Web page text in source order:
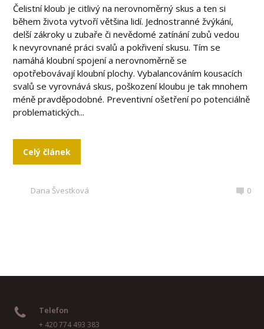
Čelistní kloub je citlivý na nerovnoměrný skus a ten si
během života vytvoří většina lidí. Jednostranné žvýkání,
delší zákroky u zubaře či nevědomé zatínání zubů vedou
k nevyrovnané práci svalů a pokřivení skusu. Tím se
namáhá kloubní spojení a nerovnoměrně se
opotřebovávají kloubní plochy. Vybalancováním kousacích
svalů se vyrovnává skus, poškození kloubu je tak mnohem
méně pravděpodobné. Preventivní ošetření po potenciálně
problematických...
Celý článek
Dana Švestková 0
Telefon
+ 420 774 493 383